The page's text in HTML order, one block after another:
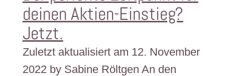
deinen Aktien-Einstieg?
Jetzt.
Zuletzt aktualisiert am 12. November
2022 by Sabine Röltgen An den